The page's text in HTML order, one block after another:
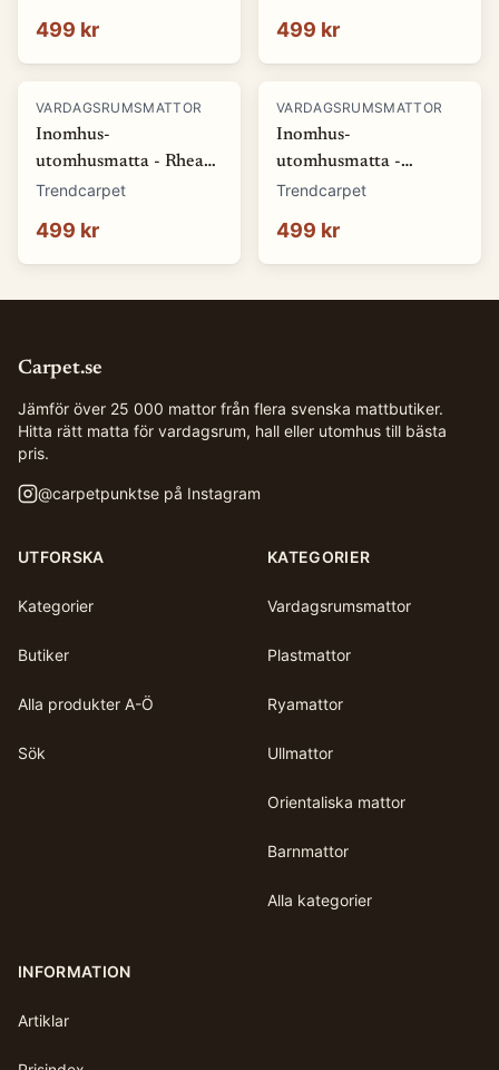
499 kr 499 kr
VARDAGSRUMSMATTOR
Inomhus-
utomhusmatta - Rhea
(natur) (Storlek: 80 x
Trendcarpet
499 kr
VARDAGSRUMSMATTOR
Inomhus-
utomhusmatta -
Somerville (blå)
Trendcarpet
499 kr
Carpet.se
Jämför över 25 000 mattor från flera svenska mattbutiker.
Hitta rätt matta för vardagsrum, hall eller utomhus till bästa
pris.
@carpetpunktse på Instagram
UTFORSKA
Kategorier
Butiker
Alla produkter A-Ö
Sök
KATEGORIER
Vardagsrumsmattor
Plastmattor
Ryamattor
Ullmattor
Orientaliska mattor
Barnmattor
Alla kategorier
INFORMATION
Artiklar